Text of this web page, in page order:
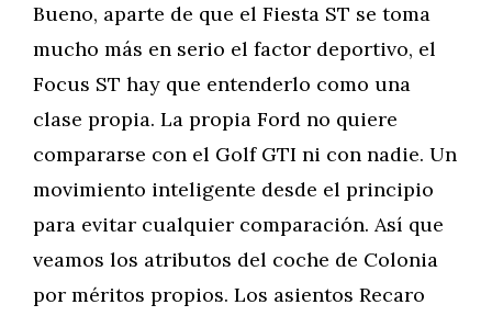
Bueno, aparte de que el Fiesta ST se toma
mucho más en serio el factor deportivo, el
Focus ST hay que entenderlo como una
clase propia. La propia Ford no quiere
compararse con el Golf GTI ni con nadie. Un
movimiento inteligente desde el principio
para evitar cualquier comparación. Así que
veamos los atributos del coche de Colonia
por méritos propios. Los asientos Recaro